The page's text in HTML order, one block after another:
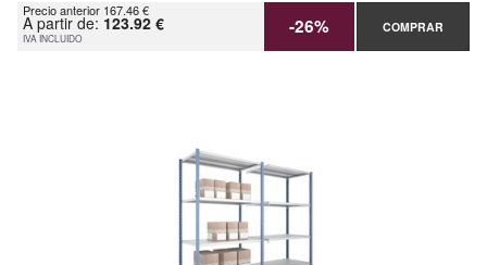
Precio anterior 167.46 €
A partir de: 123.92 €
IVA INCLUIDO -26% COMPRAR